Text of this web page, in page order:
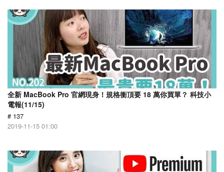
全新 MacBook Pro 官網現身！規格衝頂要 18 萬你買單？ 科技小
電報(11/15)
# 137
2019-11-15 01:00